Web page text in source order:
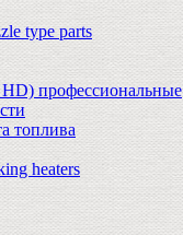
type parts
профессиональные
топлива
heaters